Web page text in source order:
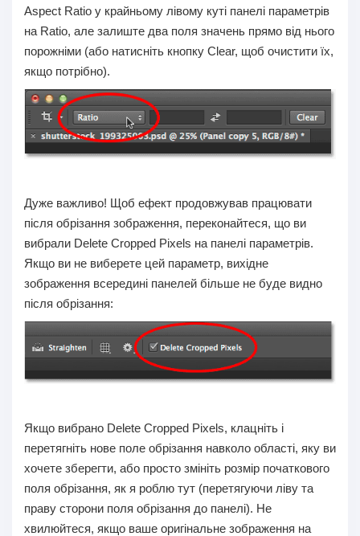
Aspect Ratio у крайньому лівому куті панелі параметрів
на Ratio, але залиште два поля значень прямо від нього
порожніми (або натисніть кнопку Clear, щоб очистити їх,
якщо потрібно).
Дуже важливо! Щоб ефект продовжував працювати
після обрізання зображення, переконайтеся, що ви
вибрали Delete Cropped Pixels на панелі параметрів.
Якщо ви не виберете цей параметр, вихідне
зображення всередині панелей більше не буде видно
після обрізання:
Якщо вибрано Delete Cropped Pixels, клацніть і
перетягніть нове поле обрізання навколо області, яку ви
хочете зберегти, або просто змініть розмір початкового
поля обрізання, як я роблю тут (перетягуючи ліву та
праву сторони поля обрізання до панелі). Не
хвилюйтеся, якщо ваше оригінальне зображення на